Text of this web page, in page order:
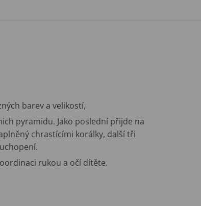
barev a velikostí,
pyramidu. Jako poslední přijde na
chrastícími korálky, další tři
rukou a očí dítěte.